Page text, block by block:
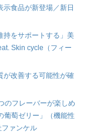
示食品が新登場／新日
持をサポートする」美
Skin cycle（フィー
が改善する可能性が確
のフレーバーが楽しめ
葡萄ゼリー」（機能性
ァンケル